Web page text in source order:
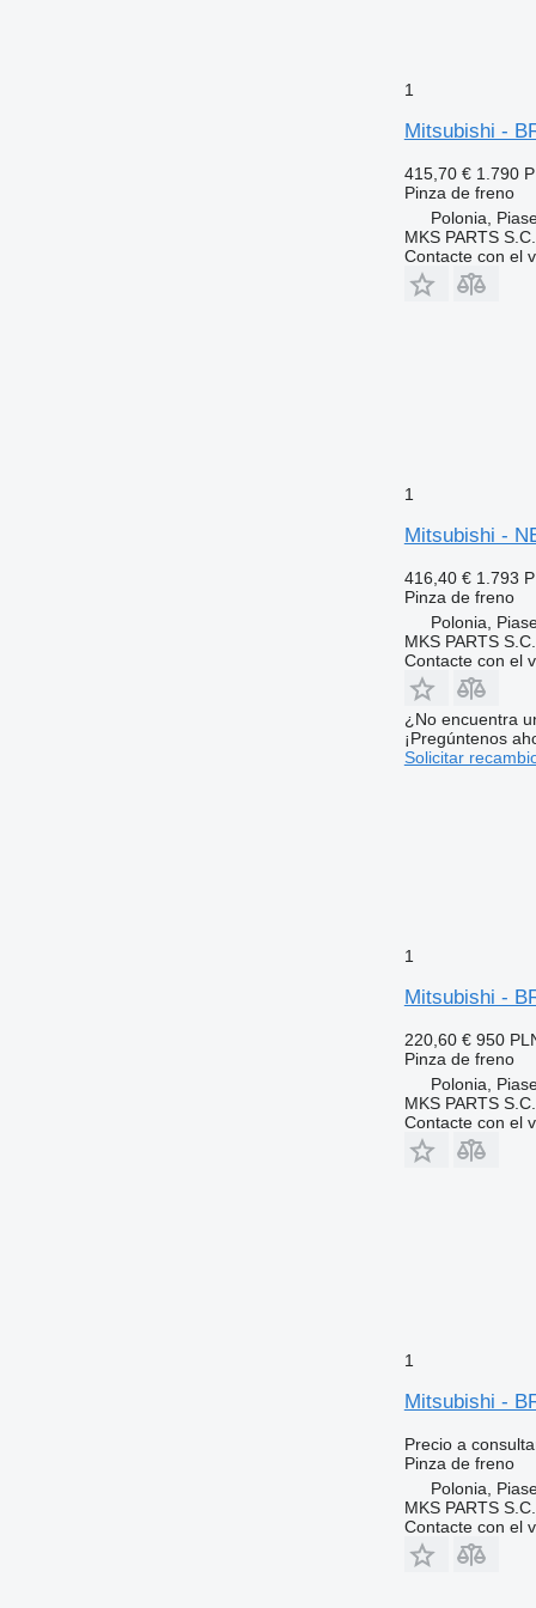
1
Mitsubishi -
415,70 € 1.790
Pinza de freno
Polonia,
MKS PARTS S.C.
Contacte con el
1
Mitsubishi -
416,40 € 1.793
Pinza de freno
Polonia,
MKS PARTS S.C.
Contacte con el
¿No encuentra
¡Pregúntenos
Solicitar
1
Mitsubishi -
220,60 € 950
Pinza de freno
Polonia,
MKS PARTS S.C.
Contacte con el
1
Mitsubishi -
Precio a
Pinza de freno
Polonia,
MKS PARTS S.C.
Contacte con el